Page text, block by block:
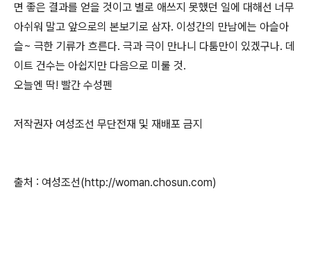
면 좋은 결과를 얻을 것이고 별로 애쓰지 못했던 일에 대해선 너무
아쉬워 말고 앞으로의 본보기로 삼자. 이성간의 만남에는 아슬아
슬~ 극한 기류가 흐른다. 극과 극이 만나니 다툼만이 있겠구나. 데
이트 건수는 아쉽지만 다음으로 미룰 것.
오늘엔 딱! 빨간 수성펜
저작권자 여성조선 무단전재 및 재배포 금지
출처 : 여성조선(http://woman.chosun.com)